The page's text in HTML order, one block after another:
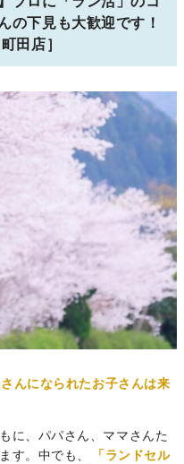
の下見も大歓迎です！
田店］
んになられたお子さんは来
に、パパさん、ママさんた
す。中でも、
「ランドセル